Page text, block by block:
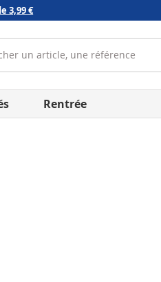
3,99 €
Rentrée